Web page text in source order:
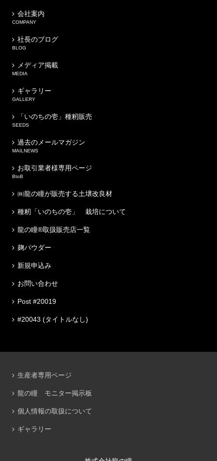
会社案内
COMPANY
社長のブログ
BLOG
メディア掲載
MEDIA
ギャラリー
GALLERY
「いのちの壱」種籾販売
SEEDS
過去のメールマガジン
MAILNEWS
お取引業者様専用ページ
BtoB
㈱龍の瞳が販売する土壌改良材
種籾「いのちの壱」 栽培について
龍の瞳®取扱販売店一覧
麹パウダー
新規申込み
お問い合わせ
Post #20019
#20043 (タイトルなし)
生産者専用ページ
龍の瞳 モニター掲示板
個人情報の取扱について
ギャラリー